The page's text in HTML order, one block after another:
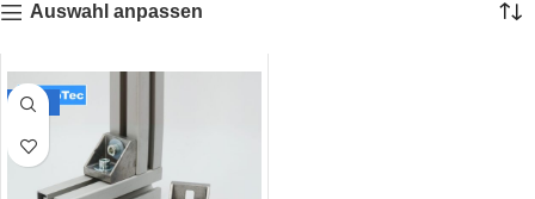
Auswahl anpassen
-38%